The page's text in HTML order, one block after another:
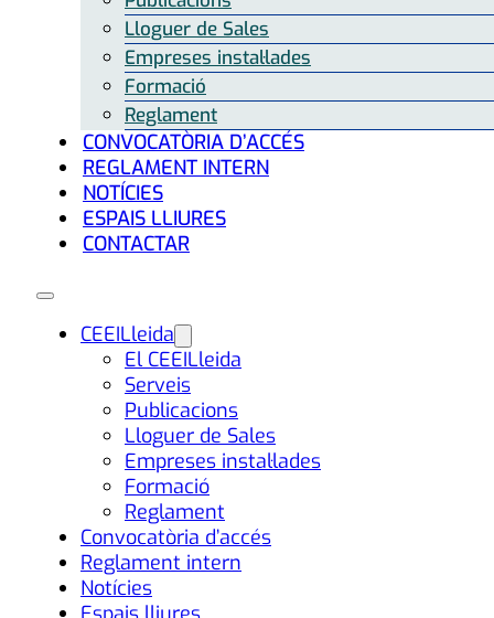
Lloguer de Sales
Empreses instal·lades
Formació
Reglament
CONVOCATÒRIA D’ACCÉS
REGLAMENT INTERN
NOTÍCIES
ESPAIS LLIURES
CONTACTAR
CEEILleida
El CEEILleida
Serveis
Publicacions
Lloguer de Sales
Empreses instal·lades
Formació
Reglament
Convocatòria d’accés
Reglament intern
Notícies